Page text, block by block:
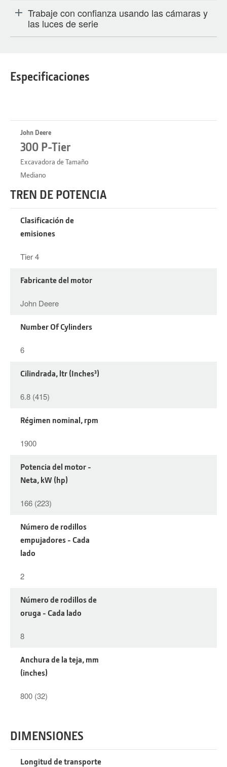
Trabaje con confianza usando las cámaras y
las luces de serie
Especificaciones
John Deere
300 P-Tier
Excavadora de Tamaño
Mediano
Clasificación de
emisiones
Tier 4
Fabricante del motor
John Deere
Number Of Cylinders
6
Cilindrada, ltr (Inches³)
6.8 (415)
Régimen nominal, rpm
1900
Potencia del motor -
Neta, kW (hp)
166 (223)
Número de rodillos
empujadores - Cada
lado
2
Número de rodillos de
oruga - Cada lado
8
Anchura de la teja, mm
(inches)
800 (32)
TREN DE POTENCIA
Longitud de transporte
DIMENSIONES